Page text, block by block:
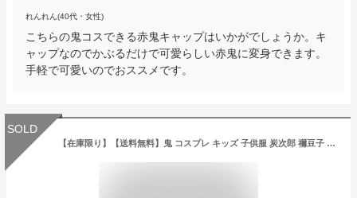
れんれん(40代・女性)
こちらの鬼コスできる赤鬼キャップはいかがでしょうか。キ
ャップなのでかぶるだけで可愛らしい赤鬼に変身できます。
手軽で可愛いのでおススメです。
SOLD
【在庫限り】【送料無料】鬼 コスプレ キッズ 子供服 炭次郎 禰豆子 善逸 義勇 しのぶ カナヲ 煉獄 コスチューム 衣装 変装 100cm 110cm 120cm 130cm 140cm 150cm